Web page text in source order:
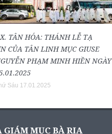
TÂN HÓA: THÁNH LỄ TẠ
CỦA TÂN LINH MỤC GIUSE
PHẠM MINH HIỀN NGÀY
Sáu 17.01.2025
GIÁM MỤC BÀ RỊA